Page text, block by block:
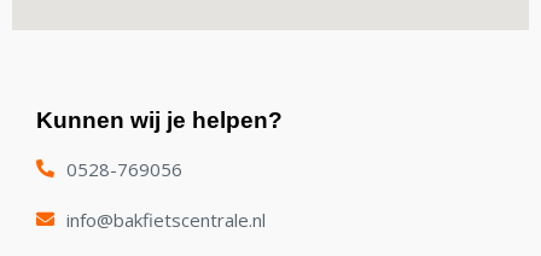
Kunnen wij je helpen?
0528-769056
info@bakfietscentrale.nl